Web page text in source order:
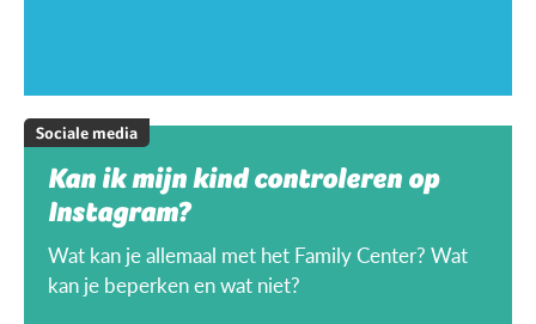
Sociale media
Kan ik mijn kind controleren op
Instagram?
Wat kan je allemaal met het Family Center? Wat
kan je beperken en wat niet?